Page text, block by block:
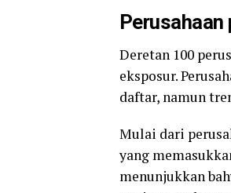
Deretan 100
eksposur.
daftar, namun
Mulai dari
yang
menunjukkan